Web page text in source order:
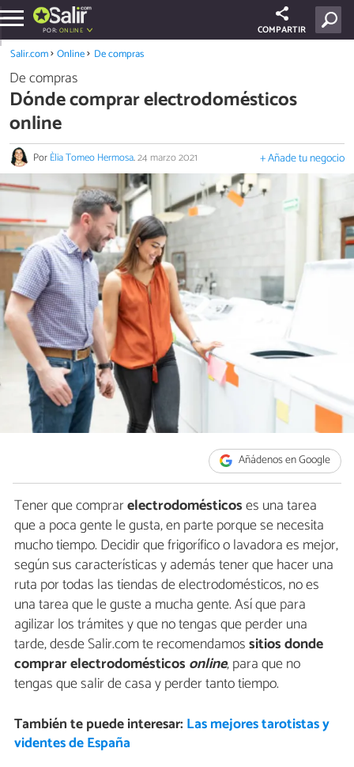
POR: ONLINE COMPARTIR
Salir.com Online De compras
De compras
Dónde comprar electrodomésticos
online
PorÈlia Tomeo Hermosa.24 marzo 2021 + Añade tu negocio
Añádenos en Google
Tener que comprarelectrodomésticoses una tarea
que a poca gente le gusta, en parte porque se necesita
mucho tiempo. Decidir que frigorífico o lavadora es mejor,
según sus características y además tener que hacer una
ruta por todas las tiendas de electrodomésticos, no es
una tarea que le guste a mucha gente. Así que para
agilizar los trámites y que no tengas que perder una
tarde, desde Salir.com te recomendamossitios donde
comprar electrodomésticos online, para que no
tengas que salir de casa y perder tanto tiempo.
También te puede interesar: Las mejores tarotistas y
videntes de España